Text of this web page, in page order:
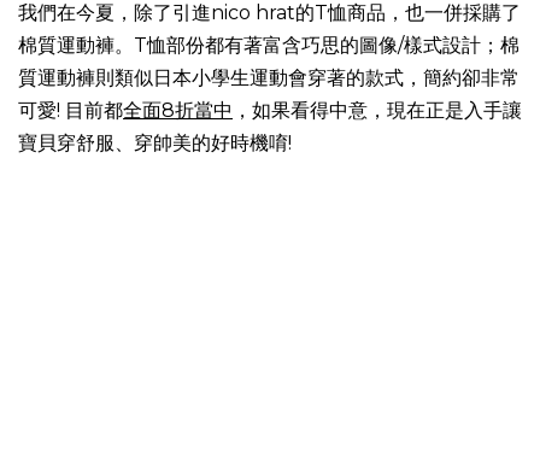
我們在今夏，除了引進nico hrat的T恤商品，也一併採購了
棉質運動褲。T恤部份都有著富含巧思的圖像/樣式設計；棉
質運動褲則類似日本小學生運動會穿著的款式，簡約卻非常
可愛! 目前都全面8折當中 ，如果看得中意，現在正是入手讓
寶貝穿舒服、穿帥美的好時機唷!